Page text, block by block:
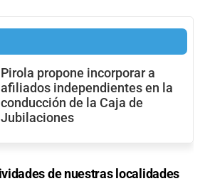
Pirola propone incorporar a
afiliados independientes en la
conducción de la Caja de
Jubilaciones
de nuestras localidades